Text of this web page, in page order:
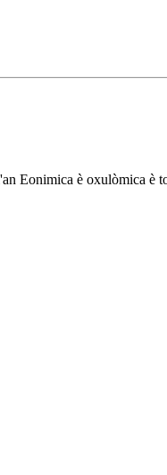
Eonimica è oxulòmica